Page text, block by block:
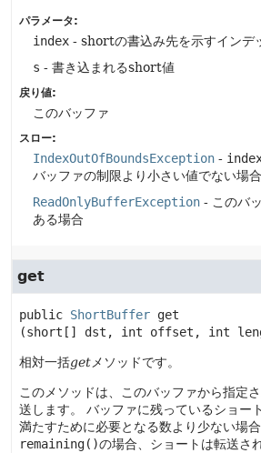
パラメータ:
index - shortの書込み先を示すインデ
s - 書き込まれるshort値
戻り値:
このバッファ
スロー:
IndexOutOfBoundsException -
バッファの制限より小さい値でない場合
ReadOnlyBufferException - このバ
ある場合
get
public ShortBuffer get
(short[] dst, int offset, int
相対一括get メソッドです。
このメソッドは、このバッファから指定
送します。
バッファに残っているショー
満たすために必要となる数より少ない場合
remaining()の場合、ショートは転送され